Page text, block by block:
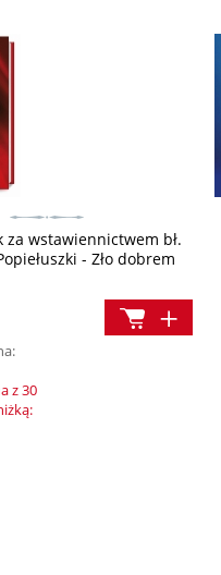
wstawiennictwem bł.
- Zło dobrem
z 30